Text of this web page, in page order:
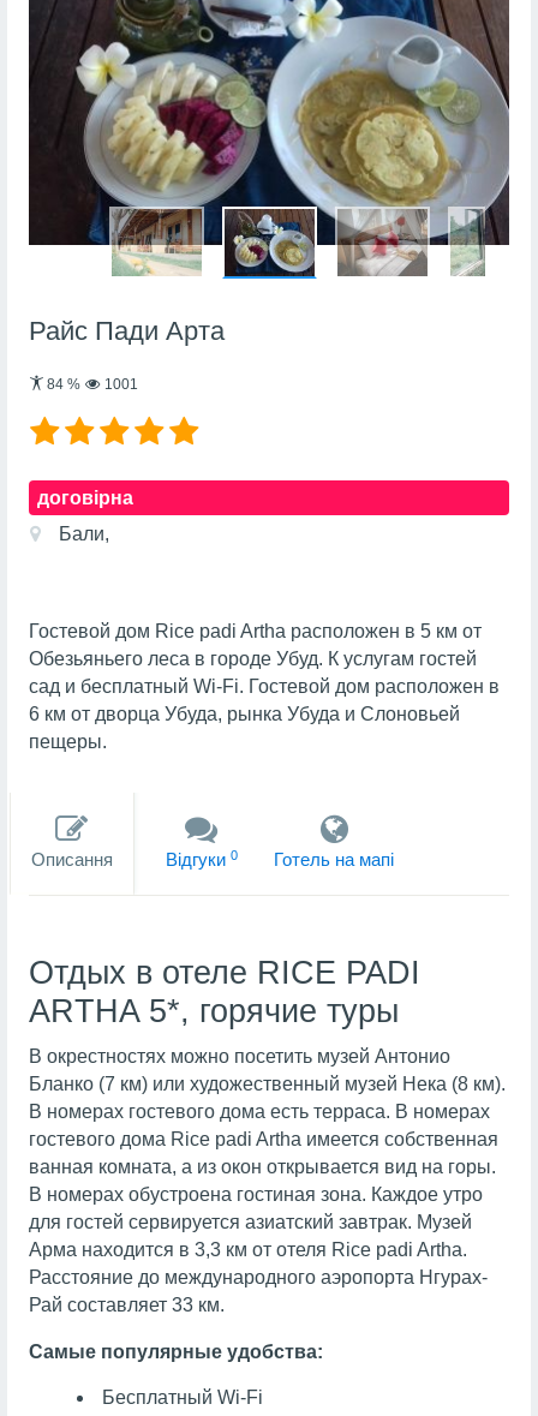
Райс Пади Арта
84% 1001
договірна
Бали,
Гостевой дом Rice padi Artha расположен в 5 км от
Обезьяньего леса в городе Убуд. К услугам гостей
сад и бесплатный Wi-Fi. Гостевой дом расположен в
6 км от дворца Убуда, рынка Убуда и Слоновьей
пещеры.
Описання Вiдгуки 0 Готель на мапi
Отдых в отеле RICE PADI
ARTHA 5*, горячие туры
В окрестностях можно посетить музей Антонио
Бланко (7 км) или художественный музей Нека (8 км).
В номерах гостевого дома есть терраса. В номерах
гостевого дома Rice padi Artha имеется собственная
ванная комната, а из окон открывается вид на горы.
В номерах обустроена гостиная зона. Каждое утро
для гостей сервируется азиатский завтрак. Музей
Арма находится в 3,3 км от отеля Rice padi Artha.
Расстояние до международного аэропорта Нгурах-
Рай составляет 33 км.
Самые популярные удобства:
Бесплатный Wi-Fi